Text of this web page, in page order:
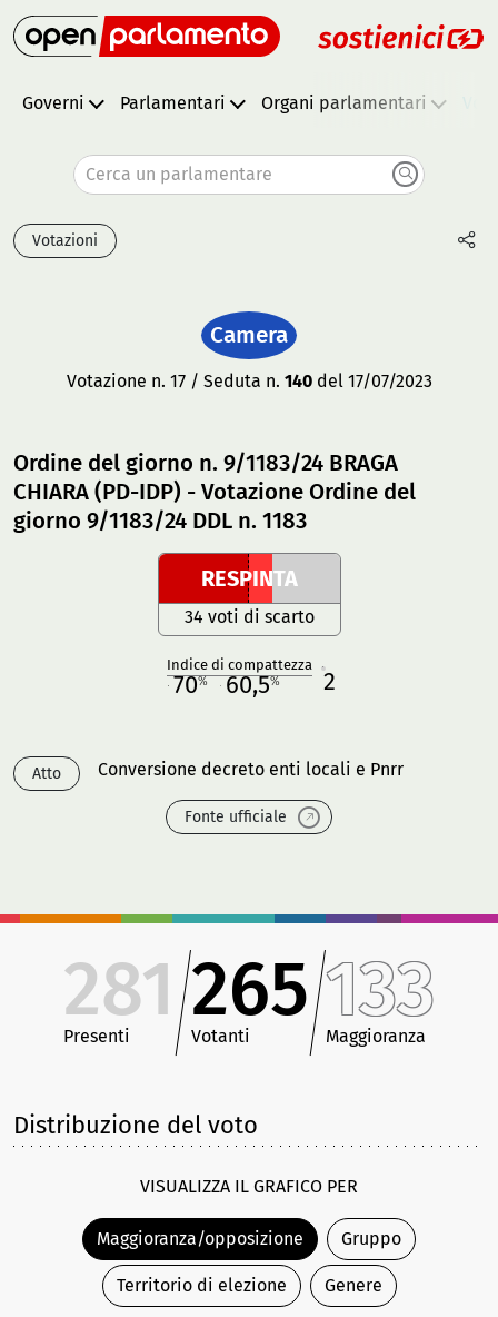
Governi Parlamentari Organi parlamentari
Cerca un parlamentare
Votazioni
Camera
Votazione n. 17 / Seduta n. 140del 17/07/2023
Ordine del giorno n. 9/1183/24 BRAGA
CHIARA (PD-IDP) - Votazione Ordine del
giorno 9/1183/24 DDL n. 1183
RESPINTA
34 voti di scarto
Indice di compattezza
70% 60,5% 2
Atto Conversione decreto enti locali e Pnrr
Fonte ufficiale
281
Presenti
265
Votanti
133
Maggioranza
Distribuzione del voto
VISUALIZZA IL GRAFICO PER
Maggioranza/opposizione Gruppo
Territorio di elezione Genere